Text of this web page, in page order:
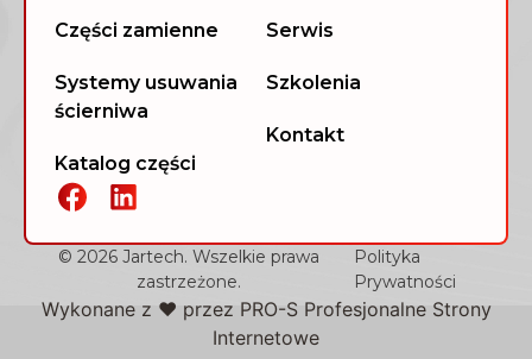
Części zamienne
Systemy usuwania
ścierniwa
Katalog części
Serwis
Szkolenia
Kontakt
© 2026 Jartech. Wszelkie prawa
zastrzeżone.
Polityka
Prywatności
Wykonane z ❤️ przez PRO-S Profesjonalne Strony
Internetowe